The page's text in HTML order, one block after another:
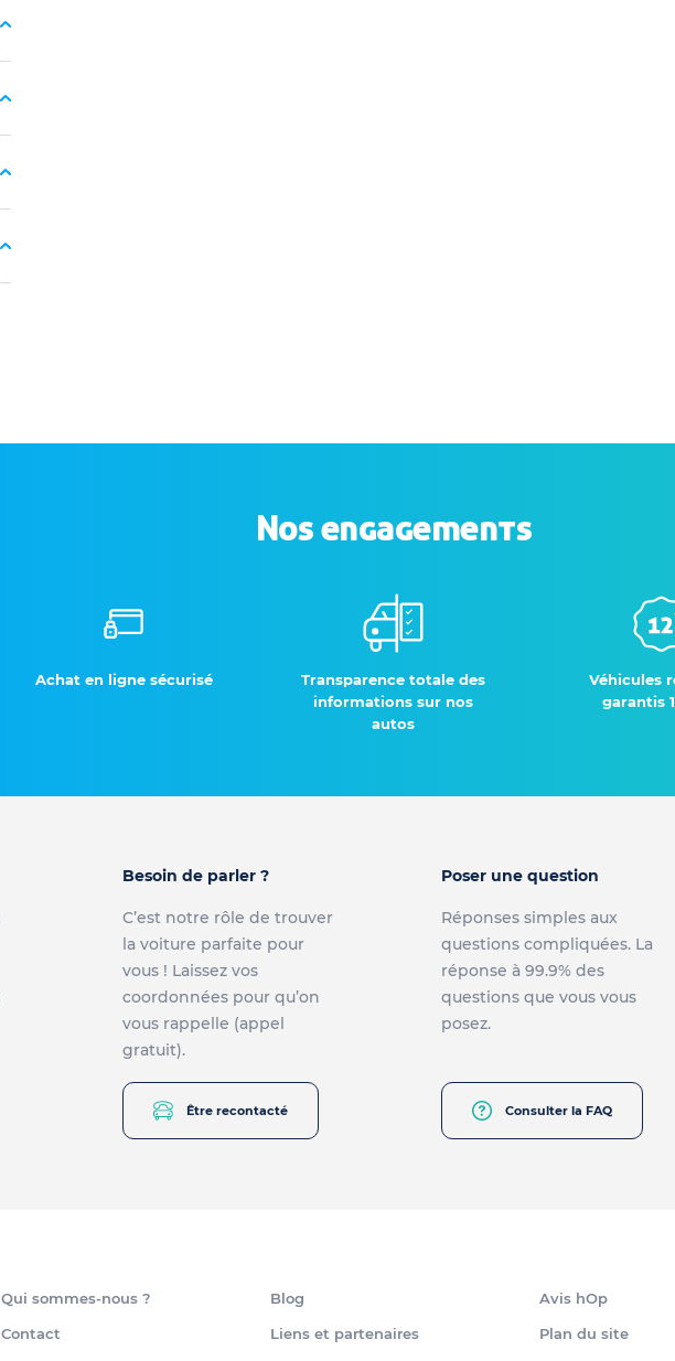
Nos engagements
Achat en ligne sécurisé
Transparence totale des
informations sur nos
autos
Véhicules
garantis
Besoin de parler ?
C’est notre rôle de trouver
la voiture parfaite pour
vous ! Laissez vos
coordonnées pour qu’on
vous rappelle (appel
gratuit).
Être recontacté
Poser une question
Réponses simples aux
questions compliquées. La
réponse à 99.9% des
questions que vous vous
posez.
Consulter la FAQ
Qui sommes-nous ?
Contact
Blog
Liens et partenaires
Avis hOp
Plan du site